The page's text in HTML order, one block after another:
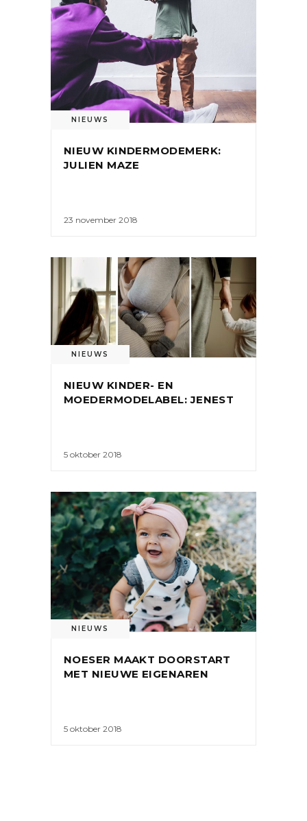
NIEUWS
NIEUW KINDERMODEMERK:
JULIEN MAZE
23 november 2018
NIEUWS
NIEUW KINDER- EN
MOEDERMODELABEL: JENEST
5 oktober 2018
NIEUWS
NOESER MAAKT DOORSTART
MET NIEUWE EIGENAREN
5 oktober 2018